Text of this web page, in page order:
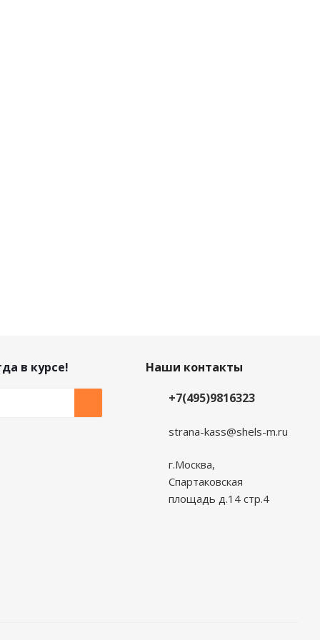
в курсе!
Наши контакты
+7(495)9816323
strana-kass@shels-m.ru
г.Москва,
Спартаковская
площадь д.14 стр.4